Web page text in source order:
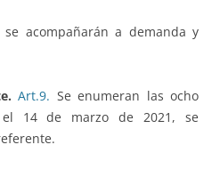
acompañarán a demanda y
Art.9. Se enumeran las ocho
el 14 de marzo de 2021, se